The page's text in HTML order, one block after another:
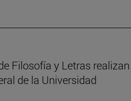
Filosofía y Letras realizan
de la Universidad